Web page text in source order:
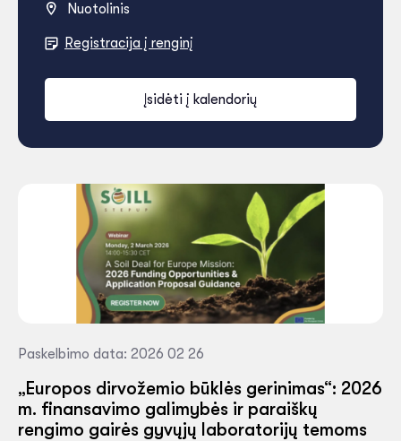
Nuotolinis
Registracija į renginį
Įsidėti į kalendorių
Paskelbimo data: 2026 02 26
„Europos dirvožemio būklės gerinimas“: 2026
m. finansavimo galimybės ir paraiškų
rengimo gairės gyvųjų laboratorijų temoms